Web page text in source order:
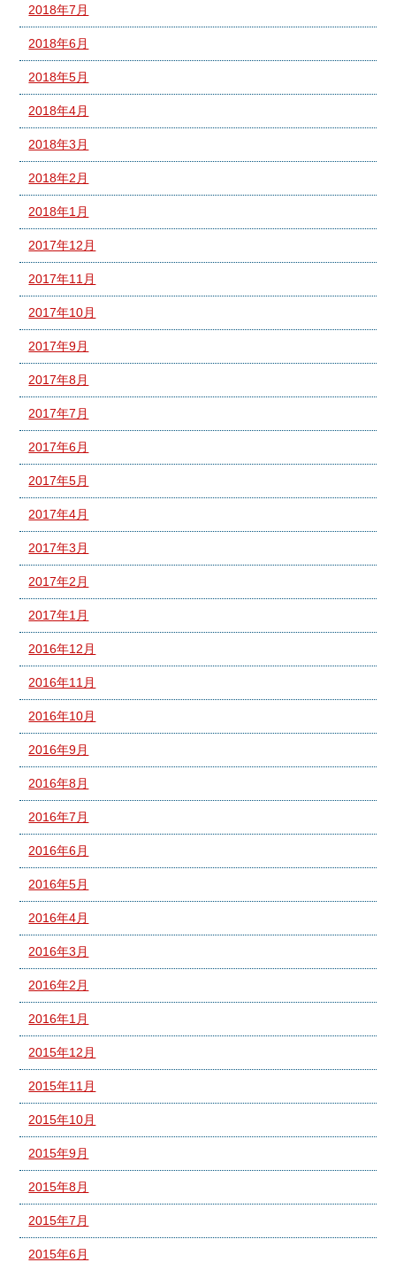
2018年7月
2018年6月
2018年5月
2018年4月
2018年3月
2018年2月
2018年1月
2017年12月
2017年11月
2017年10月
2017年9月
2017年8月
2017年7月
2017年6月
2017年5月
2017年4月
2017年3月
2017年2月
2017年1月
2016年12月
2016年11月
2016年10月
2016年9月
2016年8月
2016年7月
2016年6月
2016年5月
2016年4月
2016年3月
2016年2月
2016年1月
2015年12月
2015年11月
2015年10月
2015年9月
2015年8月
2015年7月
2015年6月